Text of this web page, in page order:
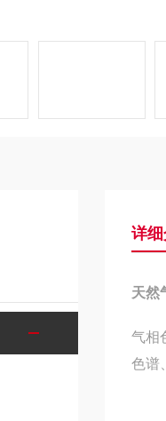
详
天然
气相
色谱